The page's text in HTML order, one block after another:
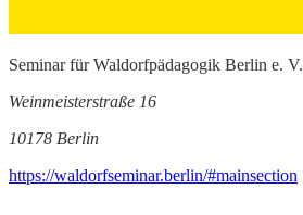
Seminar für Waldorfpädagogik Berlin e. V.
Weinmeisterstraße 16
10178 Berlin
https://waldorfseminar.berlin/#mainsection